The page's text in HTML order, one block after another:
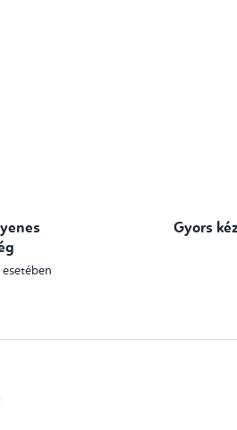
Gyors